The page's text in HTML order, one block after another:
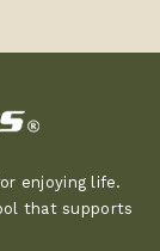
enjoying life.
that supports